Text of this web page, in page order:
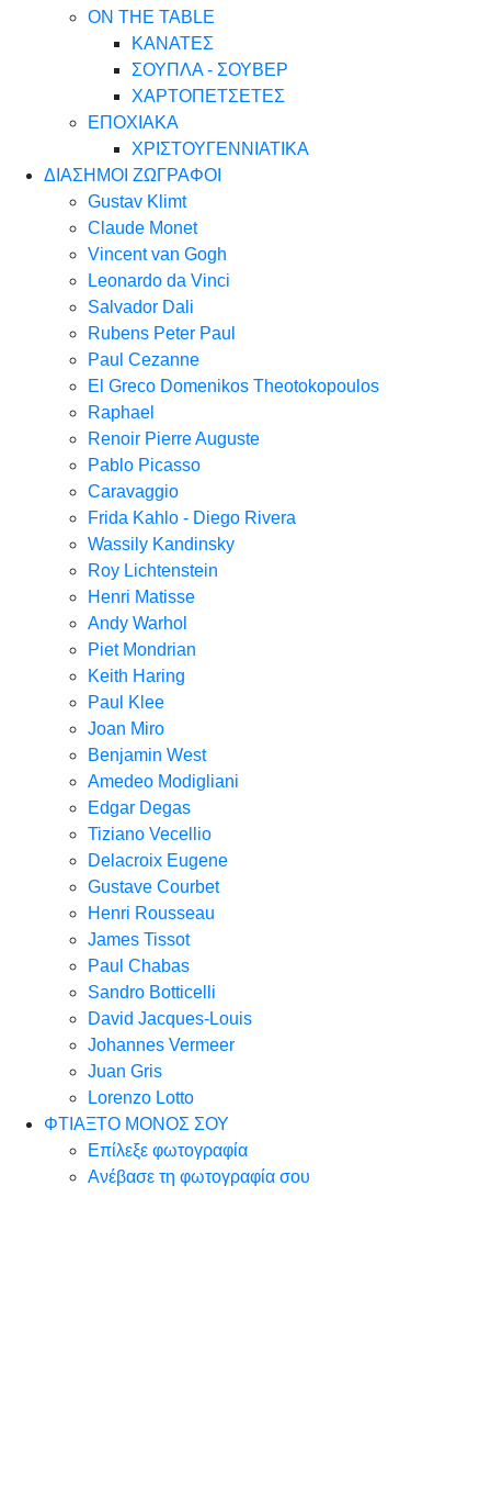
ON THE TABLE
ΚΑΝΑΤΕΣ
ΣΟΥΠΛΑ - ΣΟΥΒΕΡ
ΧΑΡΤΟΠΕΤΣΕΤΕΣ
ΕΠΟΧΙΑΚΑ
ΧΡΙΣΤΟΥΓΕΝΝΙΑΤΙΚΑ
ΔΙΑΣΗΜΟΙ ΖΩΓΡΑΦΟΙ
Gustav Klimt
Claude Monet
Vincent van Gogh
Leonardo da Vinci
Salvador Dali
Rubens Peter Paul
Paul Cezanne
El Greco Domenikos Theotokopoulos
Raphael
Renoir Pierre Auguste
Pablo Picasso
Caravaggio
Frida Kahlo - Diego Rivera
Wassily Kandinsky
Roy Lichtenstein
Henri Matisse
Andy Warhol
Piet Mondrian
Keith Haring
Paul Klee
Joan Miro
Benjamin West
Amedeo Modigliani
Edgar Degas
Tiziano Vecellio
Delacroix Eugene
Gustave Courbet
Henri Rousseau
James Tissot
Paul Chabas
Sandro Botticelli
David Jacques-Louis
Johannes Vermeer
Juan Gris
Lorenzo Lotto
ΦΤΙΑΞΤΟ ΜΟΝΟΣ ΣΟΥ
Επίλεξε φωτογραφία
Ανέβασε τη φωτογραφία σου